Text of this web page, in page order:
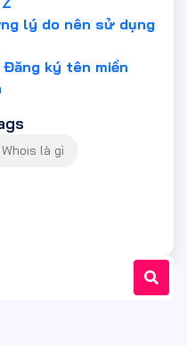
lý do nên sử dụng
Đăng ký tên miền